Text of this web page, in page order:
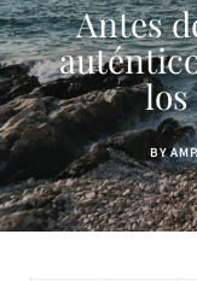
Antes
los
BY